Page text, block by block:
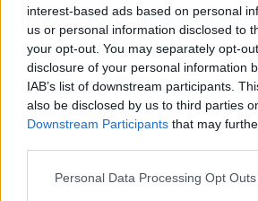
interest-based ads based on personal
us or personal information disclosed to
your opt-out. You may separately opt-
disclosure of your personal information
IAB’s list of downstream participants.
also be disclosed by us to third parties
Downstream Participants that may
Personal Data Processing Opt Outs
Bluestep Flex
0.8 %
Fast
0.75